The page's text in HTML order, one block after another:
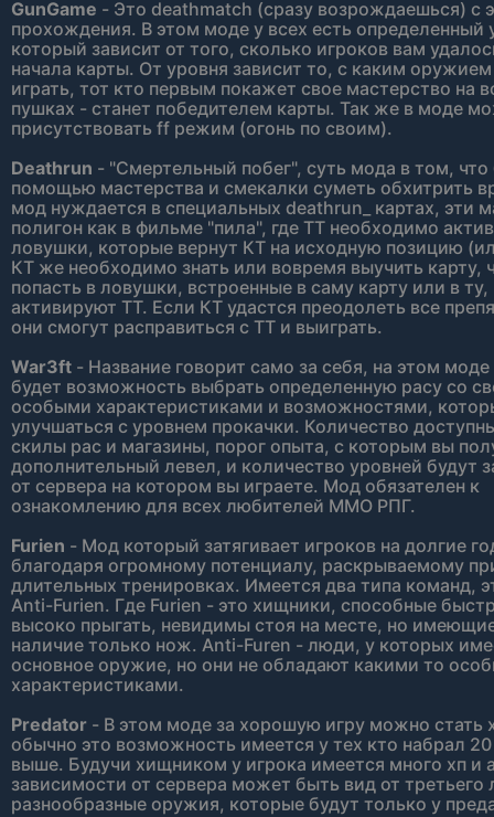
GunGame - Это deathmatch (сразу возрождаешься) с
прохождения. В этом моде у всех есть определенный
который зависит от того, сколько игроков вам
начала карты. От уровня зависит то, с каким
играть, тот кто первым покажет свое мастерство на
пушках - станет победителем карты. Так же в моде
присутствовать ff режим (огонь по своим).
Deathrun - "Смертельный побег", суть мода в том, что
помощью мастерства и смекалки суметь обхитрить
мод нуждается в специальных deathrun_ картах, эти
полигон как в фильме "пила", где ТТ необходимо
ловушки, которые вернут КТ на исходную позицию
КТ же необходимо знать или вовремя выучить карту,
попасть в ловушки, встроенные в саму карту или в
активируют ТТ. Если КТ удастся преодолеть все
они смогут расправиться с ТТ и выиграть.
War3ft - Название говорит само за себя, на этом моде
будет возможность выбрать определенную расу со
особыми характеристиками и возможностями,
улучшаться с уровнем прокачки. Количество
скилы рас и магазины, порог опыта, с которым вы
дополнительный левел, и количество уровней будут
от сервера на котором вы играете. Мод обязателен к
ознакомлению для всех любителей ММО РПГ.
Furien - Мод который затягивает игроков на долгие
благодаря огромному потенциалу, раскрываемому
длительных тренировках. Имеется два типа команд,
Anti-Furien. Где Furien - это хищники, способные
высоко прыгать, невидимы стоя на месте, но
наличие только нож. Anti-Furen - люди, у которых
основное оружие, но они не обладают какими то
характеристиками.
Predator - В этом моде за хорошую игру можно стать
обычно это возможность имеется у тех кто набрал
выше. Будучи хищником у игрока имеется много хп и
зависимости от сервера может быть вид от третьего
разнообразные оружия, которые будут только у